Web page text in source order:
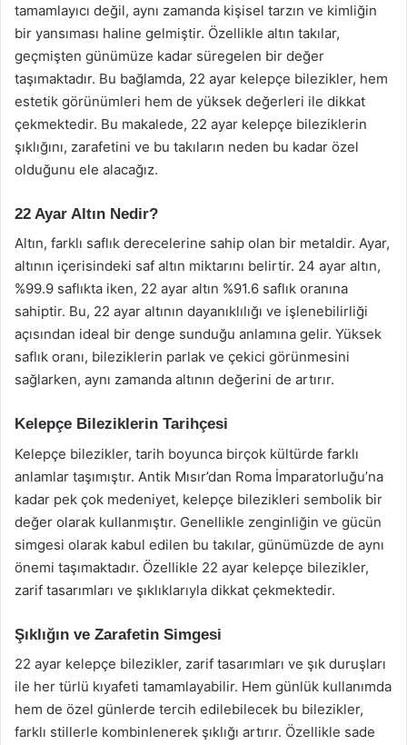
tamamlayıcı değil, aynı zamanda kişisel tarzın ve kimliğin
bir yansıması haline gelmiştir. Özellikle altın takılar,
geçmişten günümüze kadar süregelen bir değer
taşımaktadır. Bu bağlamda, 22 ayar kelepçe bilezikler, hem
estetik görünümleri hem de yüksek değerleri ile dikkat
çekmektedir. Bu makalede, 22 ayar kelepçe bileziklerin
şıklığını, zarafetini ve bu takıların neden bu kadar özel
olduğunu ele alacağız.
22 Ayar Altın Nedir?
Altın, farklı saflık derecelerine sahip olan bir metaldir. Ayar,
altının içerisindeki saf altın miktarını belirtir. 24 ayar altın,
%99.9 saflıkta iken, 22 ayar altın %91.6 saflık oranına
sahiptir. Bu, 22 ayar altının dayanıklılığı ve işlenebilirliği
açısından ideal bir denge sunduğu anlamına gelir. Yüksek
saflık oranı, bileziklerin parlak ve çekici görünmesini
sağlarken, aynı zamanda altının değerini de artırır.
Kelepçe Bileziklerin Tarihçesi
Kelepçe bilezikler, tarih boyunca birçok kültürde farklı
anlamlar taşımıştır. Antik Mısır’dan Roma İmparatorluğu’na
kadar pek çok medeniyet, kelepçe bilezikleri sembolik bir
değer olarak kullanmıştır. Genellikle zenginliğin ve gücün
simgesi olarak kabul edilen bu takılar, günümüzde de aynı
önemi taşımaktadır. Özellikle 22 ayar kelepçe bilezikler,
zarif tasarımları ve şıklıklarıyla dikkat çekmektedir.
Şıklığın ve Zarafetin Simgesi
22 ayar kelepçe bilezikler, zarif tasarımları ve şık duruşları
ile her türlü kıyafeti tamamlayabilir. Hem günlük kullanımda
hem de özel günlerde tercih edilebilecek bu bilezikler,
farklı stillerle kombinlenerek şıklığı artırır. Özellikle sade